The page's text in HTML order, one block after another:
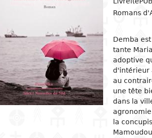
Romans
Demba
tante
adoptive
d'intérieur
au
une tête
dans la
la
Religious practices
Christianity
Logic and theory
Philosophy of
Ethics
sciences
Biology
Environment
science
Geography
History
Biographies
Psychology
Demography
Anthropology and
Public Law
Civil right
Criminal Law
Fiscal law
Customs law
Labor law
Health
Information and
communication
Financial
Human ressources
Production
control
Marketing and
crafts
arts
Arts
organization and
education
education
and vocational